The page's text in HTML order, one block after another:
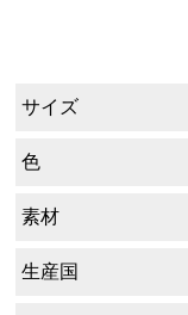
サイズ
色
素材
生産国